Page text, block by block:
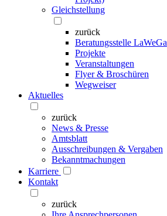
Gleichstellung
zurück
Beratungsstelle LaWeGa
Projekte
Veranstaltungen
Flyer & Broschüren
Wegweiser
Aktuelles
zurück
News & Presse
Amtsblatt
Ausschreibungen & Vergaben
Bekanntmachungen
Karriere
Kontakt
zurück